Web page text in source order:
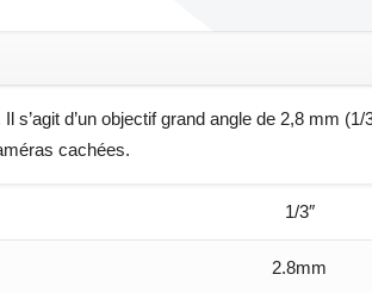
d’un objectif grand angle de 2,8 mm
cachées.
1/3″
2.8mm